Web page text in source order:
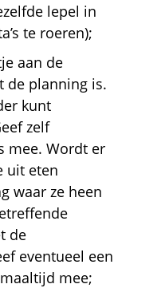
lepel in
te roeren);
aan de
de planning is.
kunt
zelf
mee. Wordt er
uit eten
waar ze heen
de
eventueel een
mee;